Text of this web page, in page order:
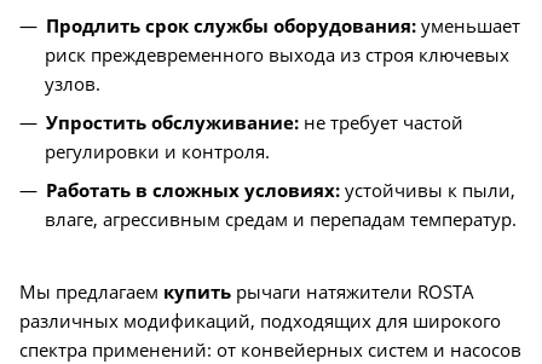
Продлить срок службы оборудования: уменьшает
риск преждевременного выхода из строя ключевых
узлов.
Упростить обслуживание: не требует частой
регулировки и контроля.
Работать в сложных условиях: устойчивы к пыли,
влаге, агрессивным средам и перепадам температур.
Мы предлагаем купить рычаги натяжители ROSTA
различных модификаций, подходящих для широкого
спектра применений: от конвейерных систем и насосов